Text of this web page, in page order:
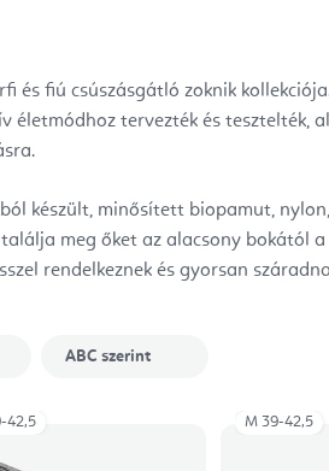
és fiú csúszásgátló zoknik
életmódhoz tervezték és tesztelték,
készült, minősített biopamut,
meg őket az alacsony bokától
rendelkeznek és gyorsan
ABC szerint
42,5 M 39-42,5